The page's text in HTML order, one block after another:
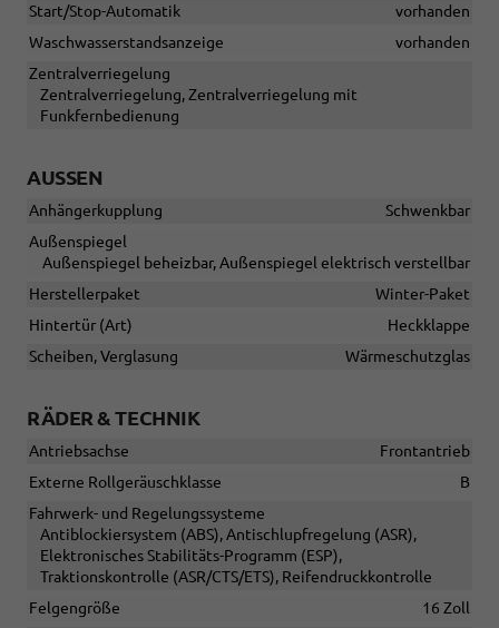
Start/Stop-Automatik
vorhanden
Waschwasserstandsanzeige
vorhanden
Zentralverriegelung
Zentralverriegelung, Zentralverriegelung mit
Funkfernbedienung
AUSSEN
Anhängerkupplung
Schwenkbar
Außenspiegel
Außenspiegel beheizbar, Außenspiegel elektrisch verstellbar
Herstellerpaket
Winter-Paket
Hintertür (Art)
Heckklappe
Scheiben, Verglasung
Wärmeschutzglas
RÄDER & TECHNIK
Antriebsachse
Frontantrieb
Externe Rollgeräuschklasse
B
Fahrwerk- und Regelungssysteme
Antiblockiersystem (ABS), Antischlupfregelung (ASR),
Elektronisches Stabilitäts-Programm (ESP),
Traktionskontrolle (ASR/CTS/ETS), Reifendruckkontrolle
Felgengröße
16 Zoll